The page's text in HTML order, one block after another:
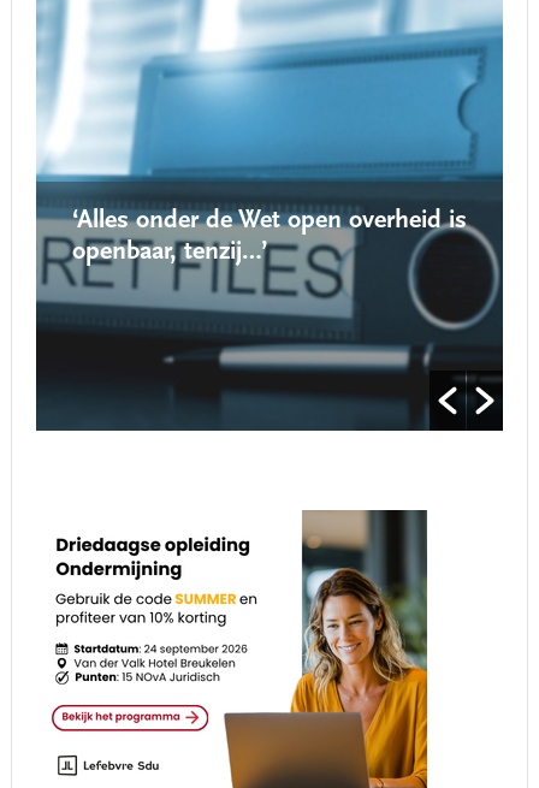
‘Alles onder de Wet open overheid is
openbaar, tenzij…’